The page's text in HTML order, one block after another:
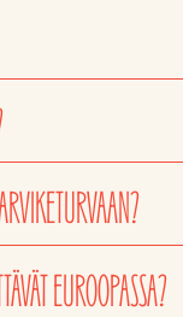
EUROOPASSA?